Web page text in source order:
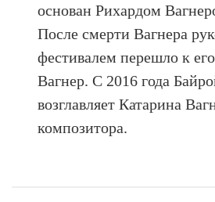
основан Рихардом
После смерти Вагнера
фестивалем перешло к
Вагнер. С 2016 года
возглавляет Катарина
композитора.